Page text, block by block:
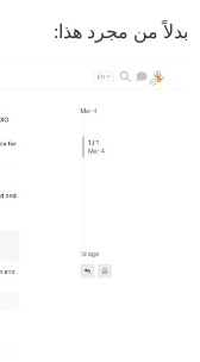
بدلاً من مجرد هذا: